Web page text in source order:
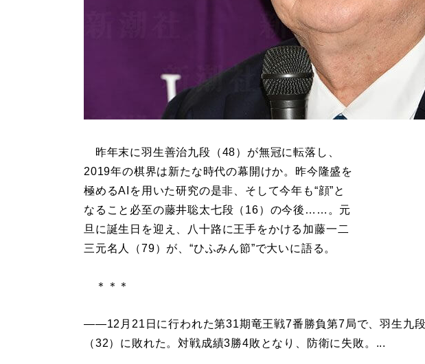
昨年末に羽生善治九段（48）が無冠に転落し、
2019年の棋界は新たな時代の幕開けか。昨今隆盛を
極めるAIを用いた研究の是非、そして今年も“顔”と
なること必至の藤井聡太七段（16）の今後……。元
旦に誕生日を迎え、八十路に王手をかける加藤一二
三元名人（79）が、“ひふみん節”で大いに語る。
＊＊＊
――12月21日に行われた第31期竜王戦7番勝負第7局で、羽生九
（32）に敗れた。対戦成績3勝4敗となり、防衛に失敗。...